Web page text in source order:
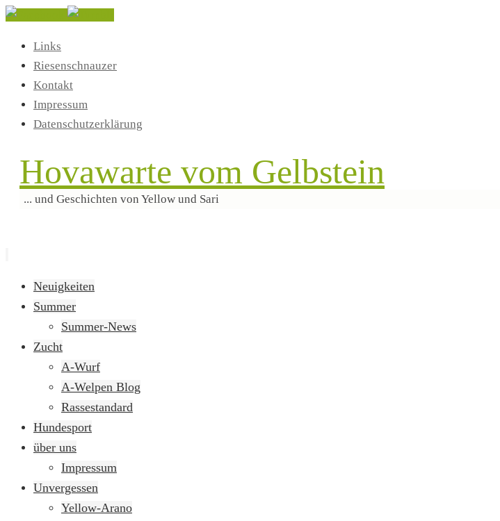
Links
Riesenschnauzer
Kontakt
Impressum
Datenschutzerklärung
Hovawarte vom Gelbstein
... und Geschichten von Yellow und Sari
Zum
Inhalt
Neuigkeiten
Summer
Summer-News
Zucht
A-Wurf
A-Welpen Blog
Rassestandard
Hundesport
über uns
Impressum
Unvergessen
Yellow-Arano